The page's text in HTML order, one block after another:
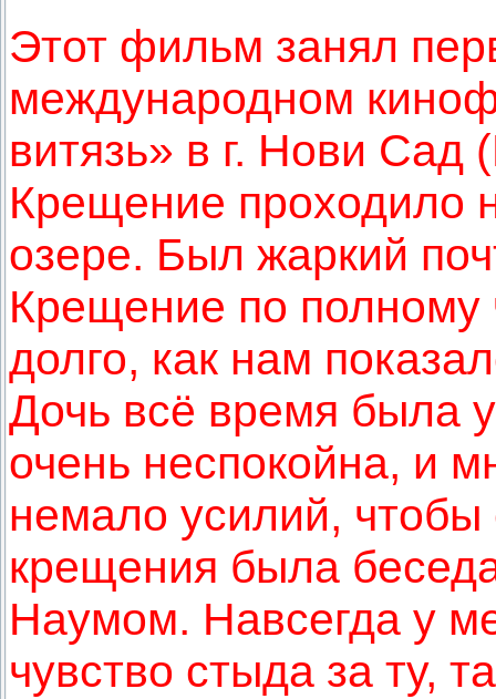
Этот фильм занял
международном
витязь» в г. Нови Сад
Крещение проходило
озере. Был жаркий
Крещение по полному
долго, как нам
Дочь всё время была
очень неспокойна, и
немало усилий,
крещения была
Наумом. Навсегда у
чувство стыда за ту,